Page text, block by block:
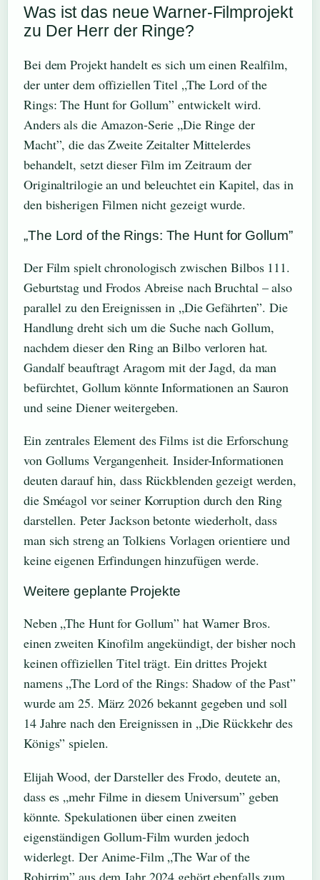
Was ist das neue Warner-Filmprojekt
zu Der Herr der Ringe?
Bei dem Projekt handelt es sich um einen Realfilm,
der unter dem offiziellen Titel „The Lord of the
Rings: The Hunt for Gollum” entwickelt wird.
Anders als die Amazon-Serie „Die Ringe der
Macht”, die das Zweite Zeitalter Mittelerdes
behandelt, setzt dieser Film im Zeitraum der
Originaltrilogie an und beleuchtet ein Kapitel, das in
den bisherigen Filmen nicht gezeigt wurde.
„The Lord of the Rings: The Hunt for Gollum”
Der Film spielt chronologisch zwischen Bilbos 111.
Geburtstag und Frodos Abreise nach Bruchtal – also
parallel zu den Ereignissen in „Die Gefährten”. Die
Handlung dreht sich um die Suche nach Gollum,
nachdem dieser den Ring an Bilbo verloren hat.
Gandalf beauftragt Aragorn mit der Jagd, da man
befürchtet, Gollum könnte Informationen an Sauron
und seine Diener weitergeben.
Ein zentrales Element des Films ist die Erforschung
von Gollums Vergangenheit. Insider-Informationen
deuten darauf hin, dass Rückblenden gezeigt werden,
die Sméagol vor seiner Korruption durch den Ring
darstellen. Peter Jackson betonte wiederholt, dass
man sich streng an Tolkiens Vorlagen orientiere und
keine eigenen Erfindungen hinzufügen werde.
Weitere geplante Projekte
Neben „The Hunt for Gollum” hat Warner Bros.
einen zweiten Kinofilm angekündigt, der bisher noch
keinen offiziellen Titel trägt. Ein drittes Projekt
namens „The Lord of the Rings: Shadow of the Past”
wurde am 25. März 2026 bekannt gegeben und soll
14 Jahre nach den Ereignissen in „Die Rückkehr des
Königs” spielen.
Elijah Wood, der Darsteller des Frodo, deutete an,
dass es „mehr Filme in diesem Universum” geben
könnte. Spekulationen über einen zweiten
eigenständigen Gollum-Film wurden jedoch
widerlegt. Der Anime-Film „The War of the